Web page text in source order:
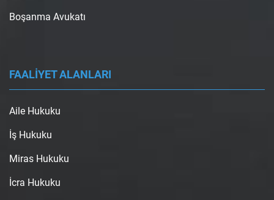
Boşanma Avukatı
FAALİYET ALANLARI
Aile Hukuku
İş Hukuku
Miras Hukuku
İcra Hukuku